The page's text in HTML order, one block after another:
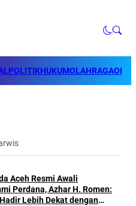
POLITIKHUKUMOLAHRAGAOPINI
Aceh Resmi Awali
Perdana, Azhar H. Romen:
Lebih Dekat dengan